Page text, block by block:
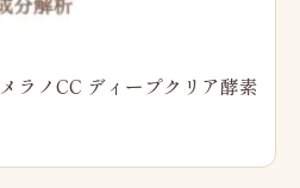
ラノCC ディープクリア酵素